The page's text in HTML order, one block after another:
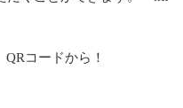
コードから！